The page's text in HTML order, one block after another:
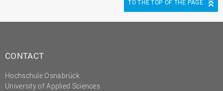
Studierendensekretariat
TO THE TOP OF THE PAGE
CONTACT
Hochschule Osnabrück
University of Applied Sciences